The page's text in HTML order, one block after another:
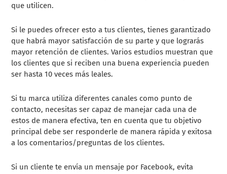
que utilicen.
Si le puedes ofrecer esto a tus clientes, tienes garantizado
que habrá mayor satisfacción de su parte y que lograrás
mayor retención de clientes. Varios estudios muestran que
los clientes que si reciben una buena experiencia pueden
ser hasta 10 veces más leales.
Si tu marca utiliza diferentes canales como punto de
contacto, necesitas ser capaz de manejar cada una de
estos de manera efectiva, ten en cuenta que tu objetivo
principal debe ser responderle de manera rápida y exitosa
a los comentarios/preguntas de los clientes.
Si un cliente te envía un mensaje por Facebook, evita